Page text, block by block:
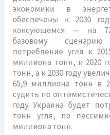
экономики в
обеспечены к 2030
коксующемся — на
базовому
потребление угля к
миллиона тонн, к 2020
тонн, а к 2030 году
65,9 миллиона тонн в
судить по
году Украина будет
тонн угля, по
миллиона тонн.